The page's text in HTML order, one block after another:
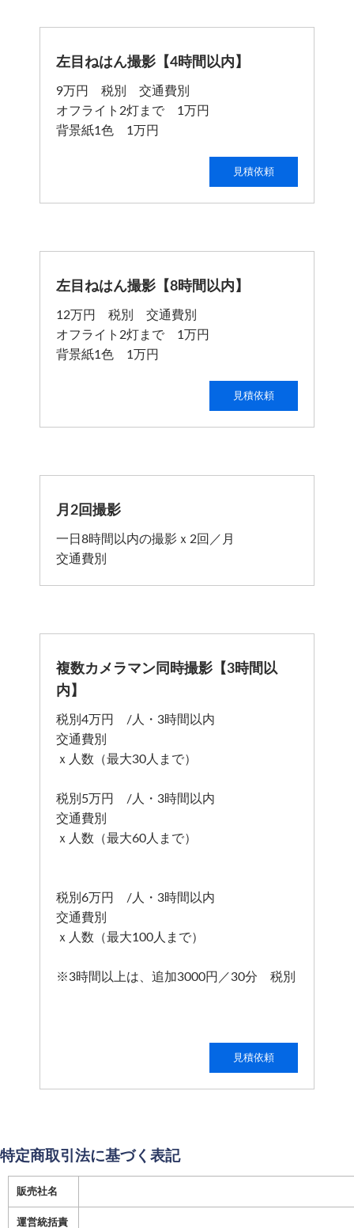
左目ねはん撮影【4時間以内】
9万円 税別 交通費別
オフライト2灯まで 1万円
背景紙1色 1万円
見積依頼
左目ねはん撮影【8時間以内】
12万円 税別 交通費別
オフライト2灯まで 1万円
背景紙1色 1万円
見積依頼
月2回撮影
一日8時間以内の撮影ｘ2回／月
交通費別
複数カメラマン同時撮影【3時間以
内】
税別4万円 /人・3時間以内
交通費別
ｘ人数（最大30人まで）
税別5万円 /人・3時間以内
交通費別
ｘ人数（最大60人まで）
税別6万円 /人・3時間以内
交通費別
ｘ人数（最大100人まで）
※3時間以上は、追加3000円／30分 税別
見積依頼
特定商取引法に基づく表記
販売社名
運営統括責